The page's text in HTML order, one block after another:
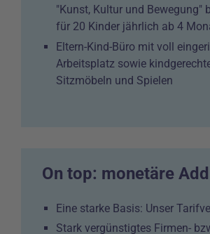
"Kunst, Kultur und Bewegung"
für 20 Kinder jährlich ab 4
Eltern-Kind-Büro mit voll
Arbeitsplatz sowie
Sitzmöbeln und Spielen
On top: monetäre
Eine starke Basis: Unser
Stark vergünstigtes Firmen-